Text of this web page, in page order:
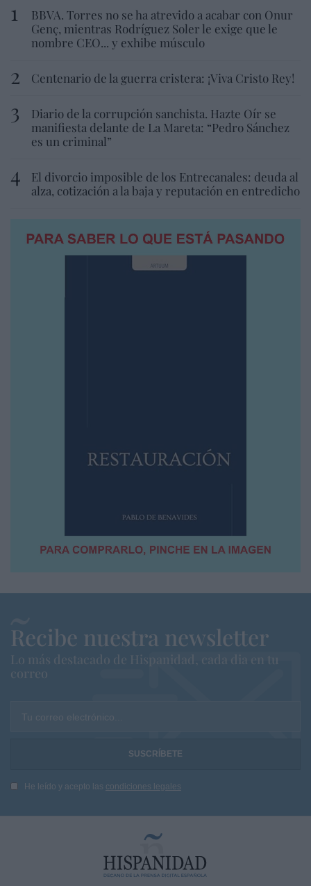
BBVA. Torres no se ha atrevido a acabar con Onur
Genç, mientras Rodríguez Soler le exige que le
nombre CEO... y exhibe músculo
Centenario de la guerra cristera: ¡Viva Cristo Rey!
Diario de la corrupción sanchista. Hazte Oír se
manifiesta delante de La Mareta: “Pedro Sánchez
es un criminal”
El divorcio imposible de los Entrecanales: deuda al
alza, cotización a la baja y reputación en entredicho
Recibe nuestra newsletter
Lo más destacado de Hispanidad, cada dia en tu
correo
Tu correo electrónico...
He leído y acepto las condiciones legales